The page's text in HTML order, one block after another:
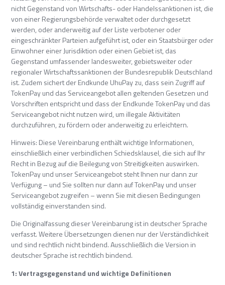
nicht Gegenstand von Wirtschafts- oder Handelssanktionen ist, die
von einer Regierungsbehörde verwaltet oder durchgesetzt
werden, oder anderweitig auf der Liste verbotener oder
eingeschränkter Parteien aufgeführt ist, oder ein Staatsbürger oder
Einwohner einer Jurisdiktion oder einen Gebiet ist, das
Gegenstand umfassender landesweiter, gebietsweiter oder
regionaler Wirtschaftssanktionen der Bundesrepublik Deutschland
ist. Zudem sichert der Endkunde UhuPay zu, dass sein Zugriff auf
TokenPay und das Serviceangebot allen geltenden Gesetzen und
Vorschriften entspricht und dass der Endkunde TokenPay und das
Serviceangebot nicht nutzen wird, um illegale Aktivitäten
durchzuführen, zu fördern oder anderweitig zu erleichtern.
Hinweis: Diese Vereinbarung enthält wichtige Informationen,
einschließlich einer verbindlichen Schiedsklausel, die sich auf Ihr
Recht in Bezug auf die Beilegung von Streitigkeiten auswirken.
TokenPay und unser Serviceangebot steht Ihnen nur dann zur
Verfügung – und Sie sollten nur dann auf TokenPay und unser
Serviceangebot zugreifen – wenn Sie mit diesen Bedingungen
vollständig einverstanden sind.
Die Originalfassung dieser Vereinbarung ist in deutscher Sprache
verfasst. Weitere Übersetzungen dienen nur der Verständlichkeit
und sind rechtlich nicht bindend. Ausschließlich die Version in
deutscher Sprache ist rechtlich bindend.
1: Vertragsgegenstand und wichtige Definitionen